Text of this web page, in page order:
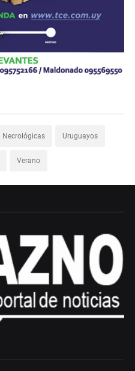
Necrológicas Uruguayos
Verano